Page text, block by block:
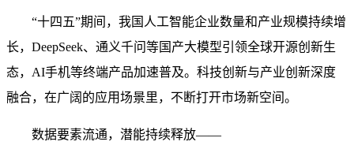
“十四五”期间，我国人工智能企业数量和产业规模持续增
长，DeepSeek、通义千问等国产大模型引领全球开源创新生
态，AI手机等终端产品加速普及。科技创新与产业创新深度
融合，在广阔的应用场景里，不断打开市场新空间。
数据要素流通，潜能持续释放——